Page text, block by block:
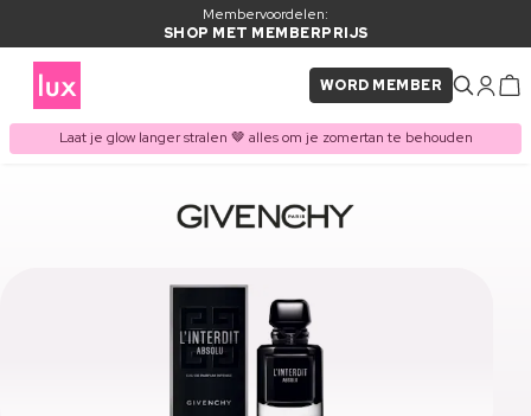
Membervoordelen:
SHOP MET MEMBERPRIJS
WORD MEMBER
Laat je glow langer stralen 🤎 alles om je zomertan te behouden